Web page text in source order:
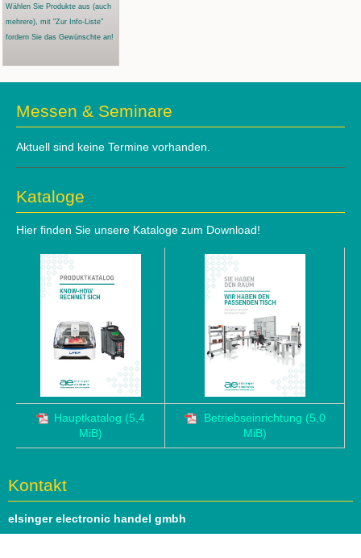
Wählen Sie Produkte aus (auch
mehrere), mit "Zur Info-Liste"
fordern Sie das Gewünschte an!
Messen & Seminare
Aktuell sind keine Termine vorhanden.
Kataloge
Hier finden Sie unsere Kataloge zum Download!
Hauptkatalog (5,4
MiB)
Betriebseinrichtung (5,0
MiB)
Kontakt
elsinger electronic handel gmbh